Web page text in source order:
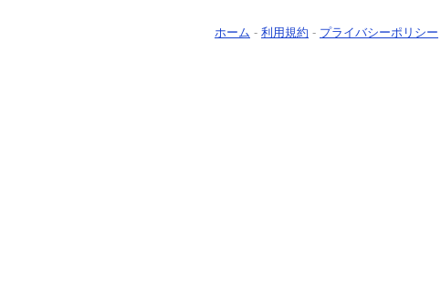
ホーム - 利用規約 - プライバシーポリシー